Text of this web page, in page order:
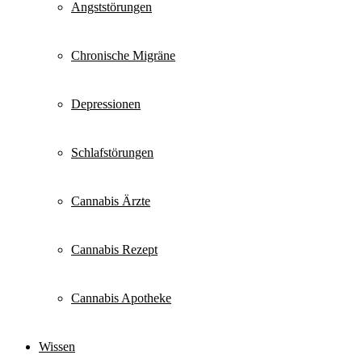
Angststörungen
Chronische Migräne
Depressionen
Schlafstörungen
Cannabis Ärzte
Cannabis Rezept
Cannabis Apotheke
Wissen